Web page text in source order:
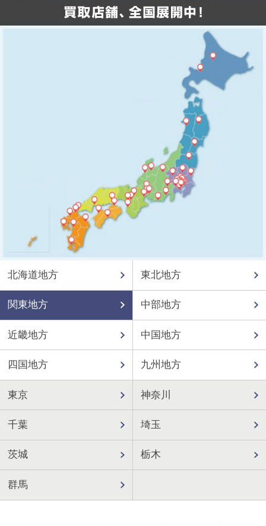
北海道地方 東北地方
関東地方 中部地方
近畿地方 中国地方
四国地方 九州地方
東京 神奈川
千葉 埼玉
茨城 栃木
群馬